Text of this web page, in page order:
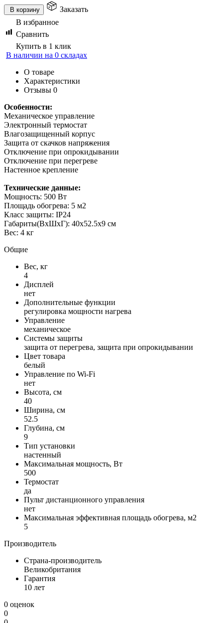
В корзину
Заказать
В избранное
Сравнить
Купить в 1 клик
В наличии на 0 складах
О товаре
Характеристики
Отзывы 0
Особенности:
Механическое управление
Электронный термостат
Влагозащищенный корпус
Защита от скачков напряжения
Отключение при опрокидывании
Отключение при перегреве
Настенное крепление
Технические данные:
Мощность: 500 Вт
Площадь обогрева: 5 м2
Класс защиты: IP24
Габариты(ВxШxГ): 40х52.5х9 см
Вес: 4 кг
Общие
Вес, кг
4
Дисплей
нет
Дополнительные функции
регулировка мощности нагрева
Управление
меxаническое
Системы защиты
защита от перегрева, защита при опрокидывании
Цвет товара
белый
Управление по Wi-Fi
нет
Высота, см
40
Ширина, см
52.5
Глубина, см
9
Тип установки
настенный
Максимальная мощность, Вт
500
Термостат
да
Пульт дистанционного управления
нет
Максимальная эффективная площадь обогрева, м2
5
Производитель
Страна-производитель
Великобритания
Гарантия
10 лет
0 оценок
0